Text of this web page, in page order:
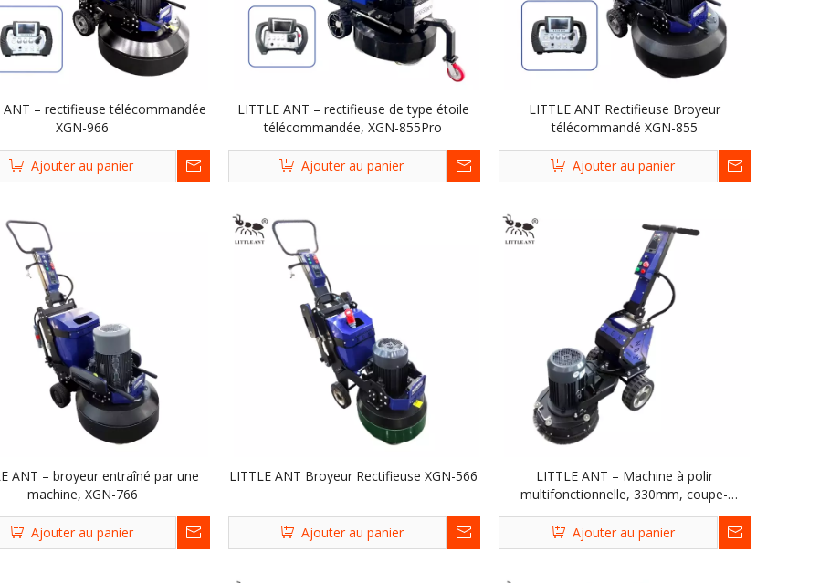
ANT – rectifieuse télécommandée
XGN-966
Ajouter au panier
LITTLE ANT – rectifieuse de type étoile
télécommandée, XGN-855Pro
Ajouter au panier
LITTLE ANT Rectifieuse Broyeur
télécommandé XGN-855
Ajouter au panier
ANT – broyeur entraîné par une
machine, XGN-766
Ajouter au panier
LITTLE ANT Broyeur Rectifieuse XGN-566
Ajouter au panier
LITTLE ANT – Machine à polir
multifonctionnelle, 330mm, coupe-
Ajouter au panier